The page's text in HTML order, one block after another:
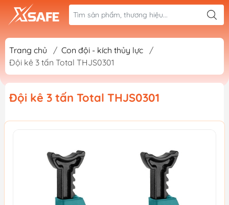
Trang chủ / Con đội - kích thủy lực
/
Đội kê 3 tấn Total THJS0301
Đội kê 3 tấn Total THJS0301